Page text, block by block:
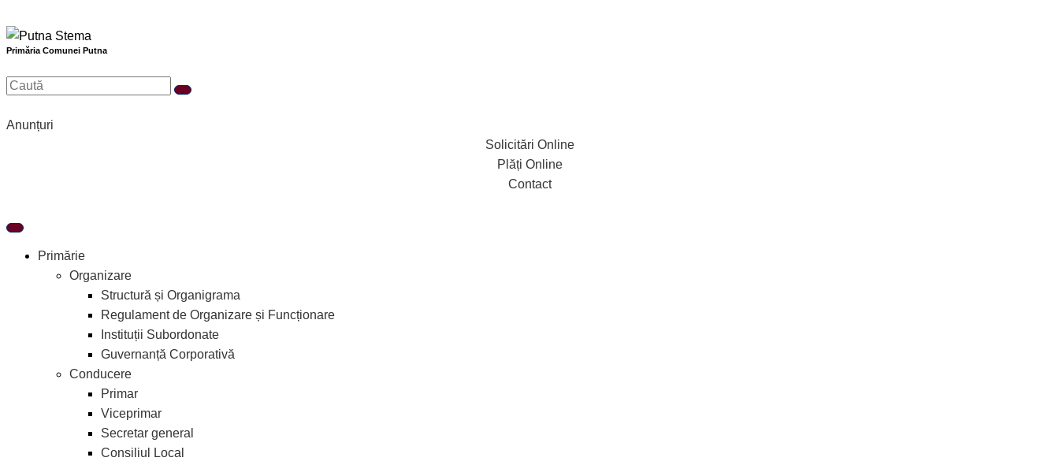
la
conținut
Primăria Comunei Putna
Anunțuri
Solicitări Online
Plăți Online
Contact
Primărie
Organizare
Structură și Organigrama
Regulament de Organizare și Funcționare
Instituții Subordonate
Guvernanță Corporativă
Conducere
Primar
Viceprimar
Secretar general
Consiliul Local
for: